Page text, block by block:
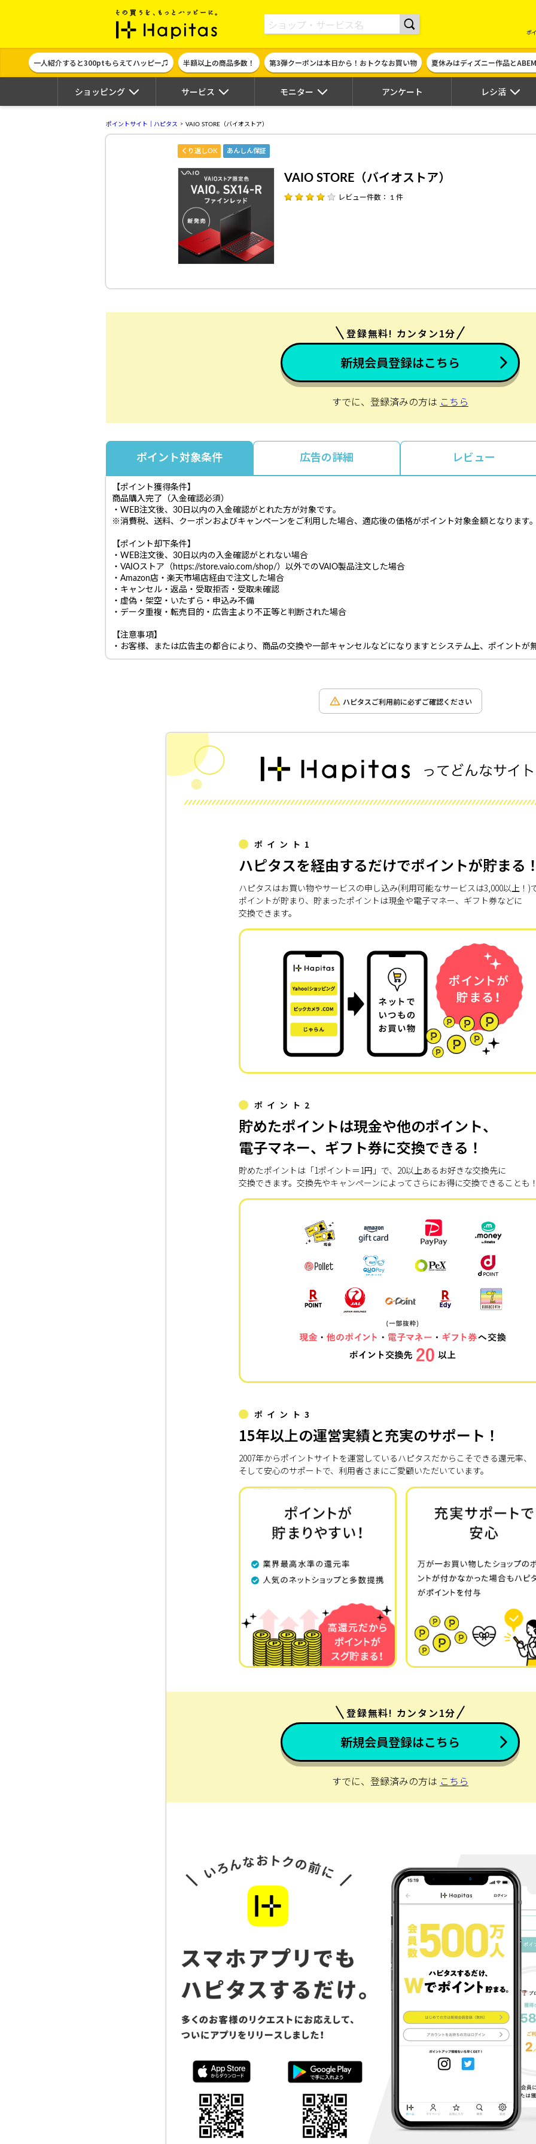
ポイント貯めて現金やギフト券に交換できるポイントサイト | ハピタス
ポ
一人紹介すると300ptもらえてハッピー♫ 半額以上の商品多数！ 第3弾クーポンは本日から！おトクなお買い物 夏休みはディズニー作品と
ショッピング サービス モニター アンケート レシ活
ポイントサイト｜ハピタス VAIO STORE（バイオストア）
くり返しOK あんしん保証
VAIO STORE（バイオストア）
レビュー件数： 1 件
登録無料! カンタン1分
新規会員登録はこちら
すでに、登録済みの方は こちら
ポイント対象条件 広告の詳細 レビュー
【ポイント獲得条件】
商品購入完了（入金確認必須）
・WEB注文後、30日以内の入金確認がとれた方が対象です。
※消費税、送料、クーポンおよびキャンペーンをご利用した場合、適応後の価格がポイント対象金額となります
【ポイント却下条件】
・WEB注文後、30日以内の入金確認がとれない場合
・VAIOストア（https://store.vaio.com/shop/）以外でのVAIO製品注文した場合
・Amazon店・楽天市場店経由で注文した場合
・キャンセル・返品・受取拒否・受取未確認
・虚偽・架空・いたずら・申込み不備
・データ重複・転売目的・広告主より不正等と判断された場合
【注意事項】
・お客様、または広告主の都合により、商品の交換や一部キャンセルなどになりますとシステム上、ポイントが
ハピタスご利用前に必ずご確認ください
ポイント1
ハピタスを経由するだけでポイントが貯まる
ハピタスはお買い物やサービスの申し込み(利用可能なサービスは3,000以上！)
ポイントが貯まり、貯まったポイントは現金や電子マネー、ギフト券などに
交換できます。
ポイント2
貯めたポイントは現金や他のポイント、
電子マネー、ギフト券に交換できる！
貯めたポイントは「1ポイント＝1円」で、20以上あるお好きな交換先に
交換できます。交換先やキャンペーンによってさらにお得に交換できることも
ポイント3
15年以上の運営実績と充実のサポート！
2007年からポイントサイトを運営しているハピタスだからこそできる還元率、
そして安心のサポートで、利用者さまにご愛顧いただいています。
登録無料! カンタン1分
新規会員登録はこちら
すでに、登録済みの方は こちら